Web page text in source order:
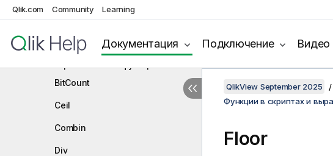
Qlik.com Community Learning
Документация Подключение Видео
Финансовые функции
Функции форматирования
BitCount
Ceil
Combin
Div
QlikView September 2025
Функции в скриптах и
Floor